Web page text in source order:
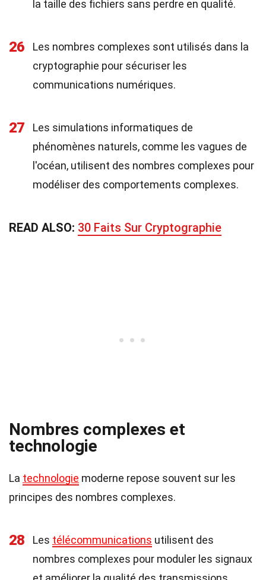
la taille des fichiers sans perdre en qualité.
26
Les nombres complexes sont utilisés dans la
cryptographie pour sécuriser les
communications numériques.
27
Les simulations informatiques de
phénomènes naturels, comme les vagues de
l'océan, utilisent des nombres complexes pour
modéliser des comportements complexes.
READ ALSO: 30 Faits Sur Cryptographie
Nombres complexes et
technologie
La technologie moderne repose souvent sur les
principes des nombres complexes.
28 Les télécommunications utilisent des
nombres complexes pour moduler les signaux